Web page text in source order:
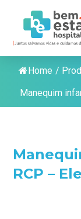
Home /
Manequim
RCP –